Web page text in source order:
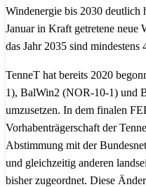
Windenergie bis 2030 deutlich
Januar in Kraft getretene neue
das Jahr 2035 sind mindestens
TenneT hat bereits 2020
1), BalWin2 (NOR-10-1) und
umzusetzen. In dem finalen
Vorhabenträgerschaft der
Abstimmung mit der
und gleichzeitig anderen
bisher zugeordnet. Diese